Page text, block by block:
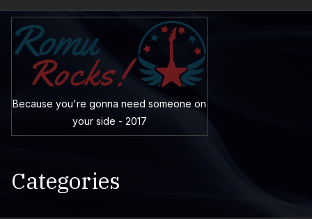
Because you're gonna need someone on
your side - 2017
Categories